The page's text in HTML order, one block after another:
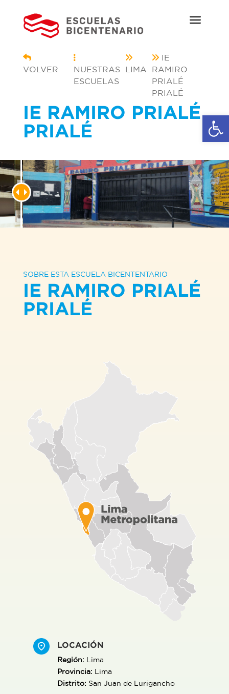
VOLVER
NUESTRAS
ESCUELAS
LIMA
IE
RAMIRO
PRIALÉ
PRIALÉ
IE RAMIRO PRIALÉ
PRIALÉ
SOBRE ESTA ESCUELA BICENTENTARIO
IE RAMIRO PRIALÉ
PRIALÉ
LOCACIÓN
Región: Lima
Provincia: Lima
Distrito: San Juan de Lurigancho